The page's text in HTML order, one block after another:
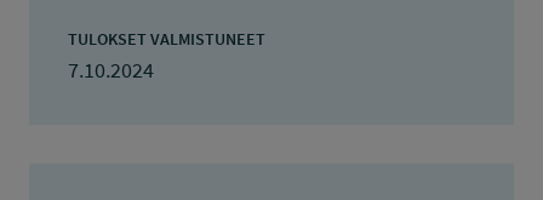
TULOKSET VALMISTUNEET
7.10.2024